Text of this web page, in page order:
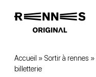
Accueil » Sortir à rennes »
billetterie